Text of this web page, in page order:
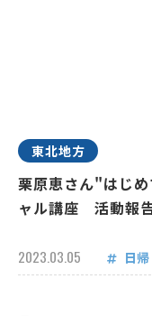
東北地方
栗原恵さん"はじ
ャル講座 活動報
2023.03.05 日